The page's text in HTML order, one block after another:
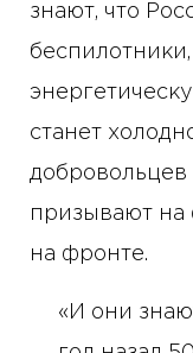
знают, что
станет
добровольцев
призывают на
на фронте.
«И они